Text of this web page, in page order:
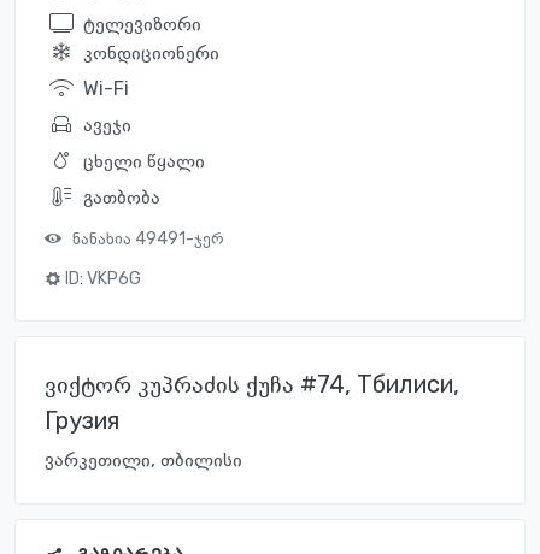
ტელევიზორი
კონდიციონერი
Wi-Fi
ავეჯი
ცხელი წყალი
გათბობა
ნანახია 49491-ჯერ
ID: VKP6G
ვიქტორ კუპრაძის ქუჩა #74, Тбилиси,
Грузия
ვარკეთილი, თბილისი